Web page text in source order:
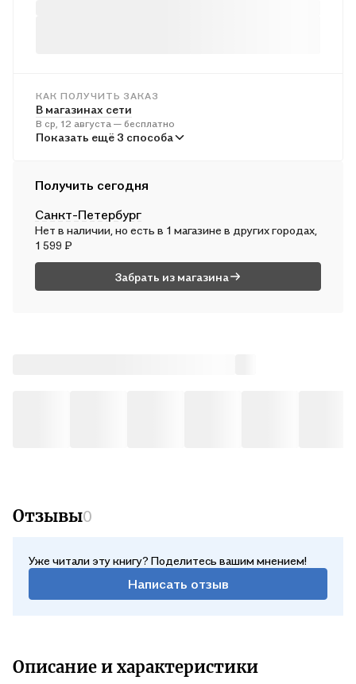
КАК ПОЛУЧИТЬ ЗАКАЗ
В магазинах сети
В ср, 12 августа — бесплатно
В пунктах выдачи
В ср, 12 августа — от 318 ₽
Почтой России
В чт, 13 августа — от 543 ₽
Показать ещё 3 способа
Получить сегодня
Санкт-Петербург
Нет в наличии, но есть в 1 магазине в других городах,
1 599 ₽
Забрать из магазина
Отзывы0
Уже читали эту книгу? Поделитесь вашим мнением!
Написать отзыв
Описание и характеристики